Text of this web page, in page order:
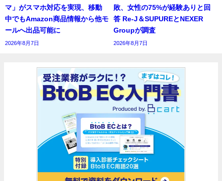
マ」がスマホ対応を実現、移動
中でもAmazon商品情報から他モ
ールへ出品可能に
2026年8月7日
敗、女性の75%が経験ありと回
答 Re-J＆SUPUREとNEXER
Groupが調査
2026年8月7日